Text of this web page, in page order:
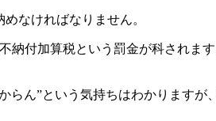
なければなりません。
付加算税という罰金が科されま
ん”という気持ちはわかりますが